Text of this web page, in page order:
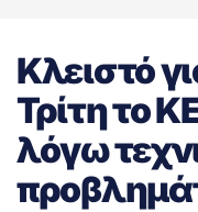
Κλειστό
Τρίτη το
λόγω